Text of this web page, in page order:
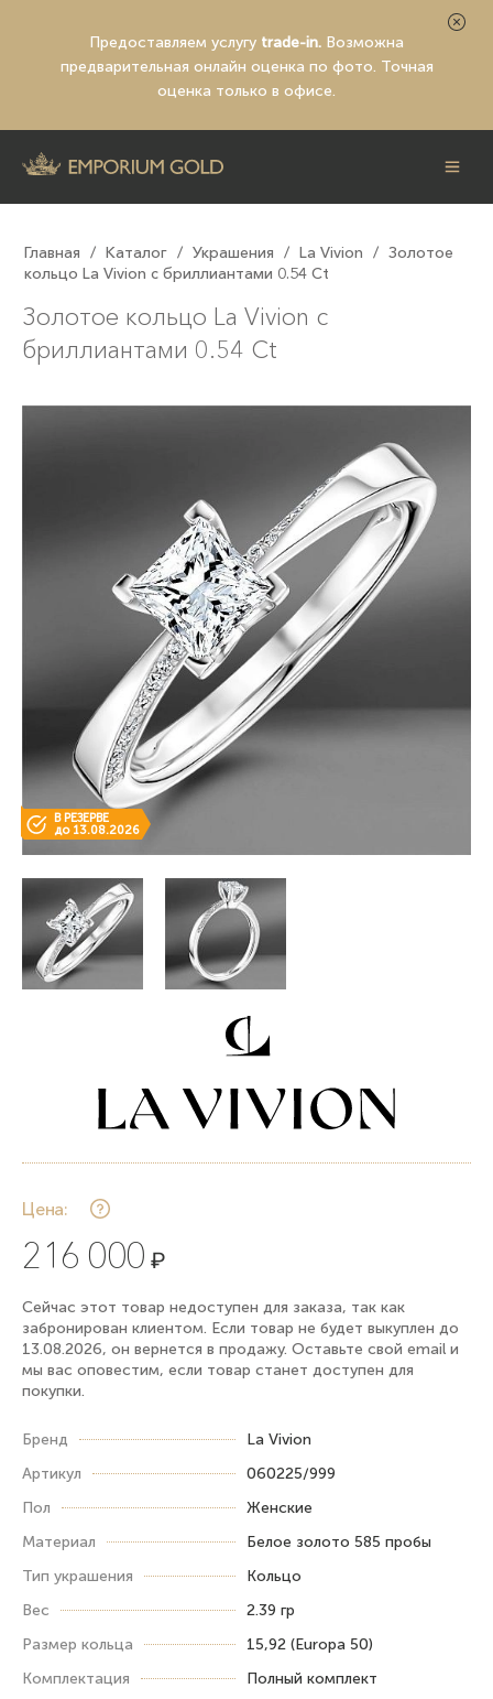
Предоставляем услугу trade-in. Возможна
предварительная онлайн оценка по фото. Точная
оценка только в офисе.
Главная / Каталог / Украшения / La Vivion / Золотое
кольцо La Vivion с бриллиантами 0.54 Ct
Золотое кольцо La Vivion с
бриллиантами 0.54 Ct
В РЕЗЕРВЕ
до 13.08.2026
Цена:
216 000 ₽
Сейчас этот товар недоступен для заказа, так как
забронирован клиентом. Если товар не будет выкуплен до
13.08.2026, он вернется в продажу. Оставьте свой email и
мы вас оповестим, если товар станет доступен для
покупки.
Бренд
La Vivion
Артикул
060225/999
Пол
Женские
Материал
Белое золото 585 пробы
Тип украшения
Кольцо
Вес
2.39 гр
Размер кольца
15,92 (Europa 50)
Комплектация
Полный комплект